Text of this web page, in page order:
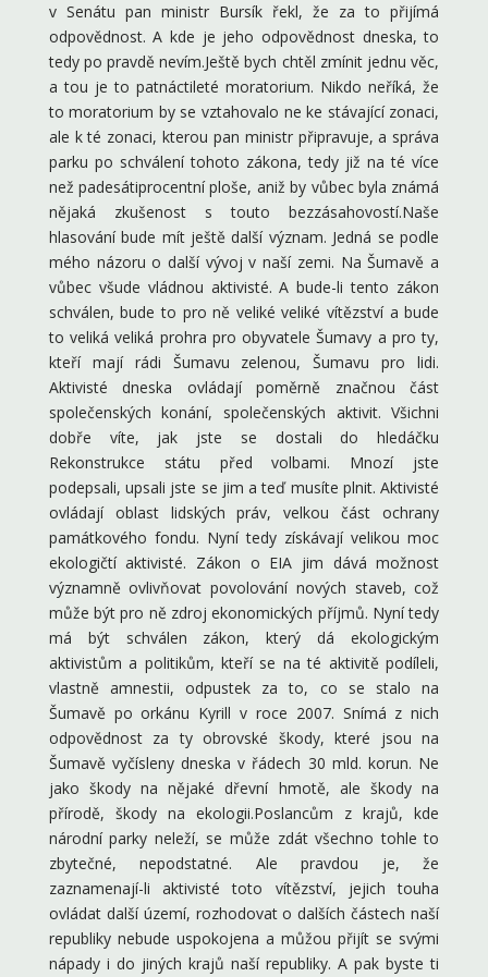
v Senátu pan ministr Bursík řekl, že za to přijímá
odpovědnost. A kde je jeho odpovědnost dneska, to
tedy po pravdě nevím.Ještě bych chtěl zmínit jednu věc,
a tou je to patnáctileté moratorium. Nikdo neříká, že
to moratorium by se vztahovalo ne ke stávající zonaci,
ale k té zonaci, kterou pan ministr připravuje, a správa
parku po schválení tohoto zákona, tedy již na té více
než padesátiprocentní ploše, aniž by vůbec byla známá
nějaká zkušenost s touto bezzásahovostí.Naše
hlasování bude mít ještě další význam. Jedná se podle
mého názoru o další vývoj v naší zemi. Na Šumavě a
vůbec všude vládnou aktivisté. A bude-li tento zákon
schválen, bude to pro ně veliké veliké vítězství a bude
to veliká veliká prohra pro obyvatele Šumavy a pro ty,
kteří mají rádi Šumavu zelenou, Šumavu pro lidi.
Aktivisté dneska ovládají poměrně značnou část
společenských konání, společenských aktivit. Všichni
dobře víte, jak jste se dostali do hledáčku
Rekonstrukce státu před volbami. Mnozí jste
podepsali, upsali jste se jim a teď musíte plnit. Aktivisté
ovládají oblast lidských práv, velkou část ochrany
památkového fondu. Nyní tedy získávají velikou moc
ekologičtí aktivisté. Zákon o EIA jim dává možnost
významně ovlivňovat povolování nových staveb, což
může být pro ně zdroj ekonomických příjmů. Nyní tedy
má být schválen zákon, který dá ekologickým
aktivistům a politikům, kteří se na té aktivitě podíleli,
vlastně amnestii, odpustek za to, co se stalo na
Šumavě po orkánu Kyrill v roce 2007. Snímá z nich
odpovědnost za ty obrovské škody, které jsou na
Šumavě vyčísleny dneska v řádech 30 mld. korun. Ne
jako škody na nějaké dřevní hmotě, ale škody na
přírodě, škody na ekologii.Poslancům z krajů, kde
národní parky neleží, se může zdát všechno tohle to
zbytečné, nepodstatné. Ale pravdou je, že
zaznamenají-li aktivisté toto vítězství, jejich touha
ovládat další území, rozhodovat o dalších částech naší
republiky nebude uspokojena a můžou přijít se svými
nápady i do jiných krajů naší republiky. A pak byste ti